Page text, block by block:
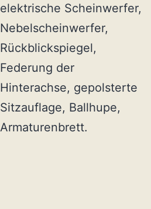
elektrische Scheinwerfer,
Nebelscheinwerfer,
Rückblickspiegel,
Federung der
Hinterachse, gepolsterte
Sitzauflage, Ballhupe,
Armaturenbrett.